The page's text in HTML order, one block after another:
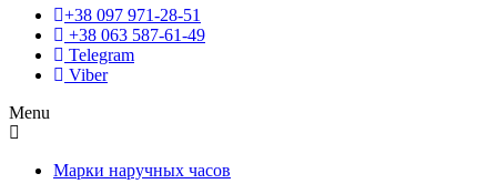
+38 097 971-28-51
+38 063 587-61-49
Telegram
Viber
Menu
Марки наручных часов